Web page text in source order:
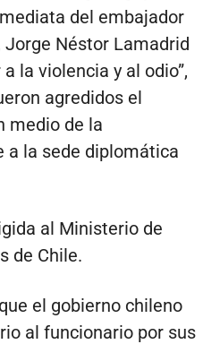
del embajador
Jorge Néstor Lamadrid
la violencia y al odio”,
agredidos el
medio de la
la sede diplomática
al Ministerio de
de Chile.
el gobierno chileno
al funcionario por sus